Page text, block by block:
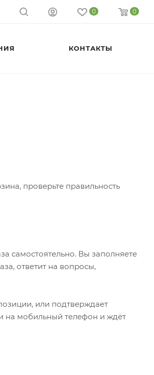
0 0
КОНТАКТЫ
проверьте правильность
самостоятельно. Вы заполняете
ответит на вопросы,
или подтверждает
на мобильный телефон и ждёт